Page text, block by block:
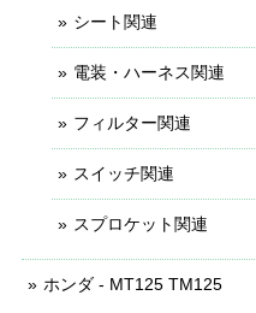
シート関連
電装・ハーネス関連
フィルター関連
スイッチ関連
スプロケット関連
ホンダ - MT125 TM125